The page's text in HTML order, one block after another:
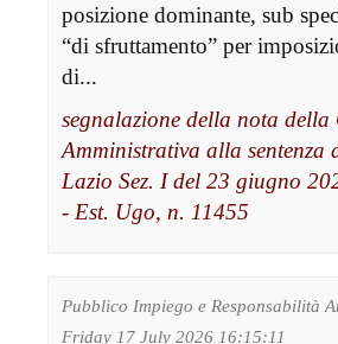
posizione dominante, sub
“di sfruttamento” per
di...
segnalazione della nota della
Amministrativa alla sentenza
Lazio Sez. I del 23 giugno
- Est. Ugo, n. 11455
Pubblico Impiego e Responsabilità
Friday 17 July 2026 16:15:11